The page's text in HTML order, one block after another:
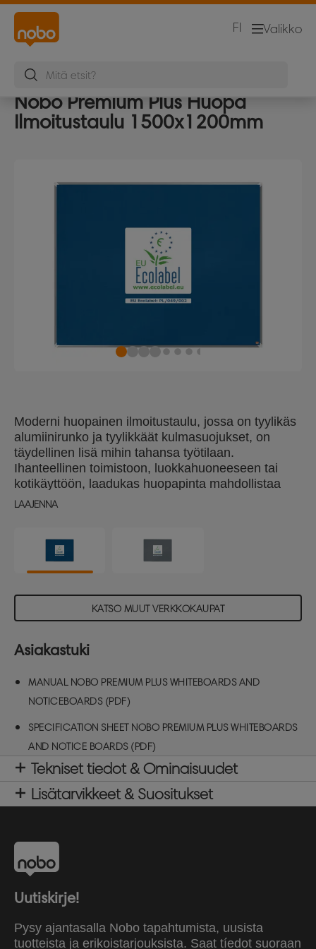
Valikko
FI
Nobo Premium Plus Huopa
Ilmoitustaulu 1500x1200mm
Moderni huopainen ilmoitustaulu, jossa on tyylikäs
alumiinirunko ja tyylikkäät kulmasuojukset, on
täydellinen lisä mihin tahansa työtilaan.
Ihanteellinen toimistoon, luokkahuoneeseen tai
kotikäyttöön, laadukas huopapinta mahdollistaa
muistiinpanojen, muistutusten ja asiakirjojen
ja monipuolinen, suuri ilmoitustaulun pinta-ala on
ihanteellinen ideointiin, suunnitteluun ja
yhteistyöhön, kun näkyvyys ja organisointi ovat
tärkeitä. Siinä on piilotettu perinteinen
kulmakiinnitysjärjestelmä, ja se voidaan asentaa
helposti joko vaaka- tai pystyasentoon. Premium
arvostettu EU-ympäristömerkki, joka on tunnustus
pienemmistä ympäristövaikutuksista koko tuotteen
elinkaaren ajalta. Tässä kestävässä huopataulussa
aikataulujen hallinnasta, tietojen esittämisestä tai
luovan työn esittelystä - ihanteellinen moderniin
työtilaan. Koko 1500 x 1200mm. Väri: Sininen.
LAAJENNA
KATSO MUUT VERKKOKAUPAT
Asiakastuki
MANUAL NOBO PREMIUM PLUS WHITEBOARDS AND
NOTICEBOARDS (PDF)
SPECIFICATION SHEET NOBO PREMIUM PLUS WHITEBOARDS
AND NOTICE BOARDS (PDF)
Tekniset tiedot & Ominaisuudet
Lisätarvikkeet & Suositukset
Uutiskirje!
Pysy ajantasalla Nobo tapahtumista, uusista
tuotteista ja erikoistarjouksista. Saat tíedot suoraan